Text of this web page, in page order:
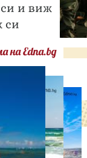
и виж
си
на Edna.bg